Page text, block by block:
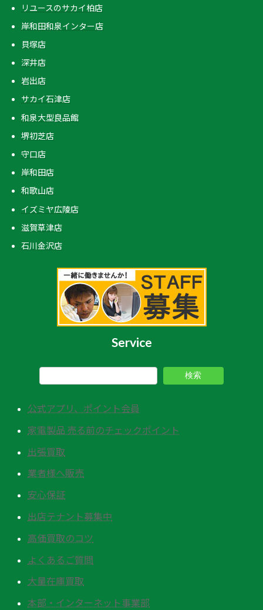
リユースのサカイ柏店
岸和田和泉インター店
貝塚店
深井店
岩出店
サカイ石津店
和泉大型良品館
堺初芝店
守口店
岸和田店
和歌山店
イズミヤ広陵店
滋賀草津店
石川金沢店
Service
検索
公式アプリ、ポイント会員
家電製品 売る前のチェックポイント
出張買取
業者様へ販売
安心保証
出店テナント募集中
高価買取のコツ
よくあるご質問
大量在庫買取
本部・インターネット事業部